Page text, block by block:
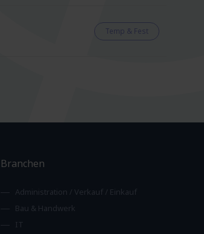
Temp & Fest
Branchen
Administration / Verkauf / Einkauf
Bau & Handwerk
IT